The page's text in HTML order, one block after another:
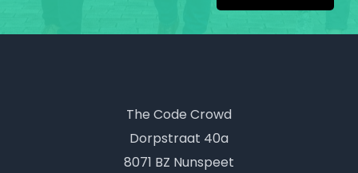
The Code Crowd
Dorpstraat 40a
8071 BZ Nunspeet